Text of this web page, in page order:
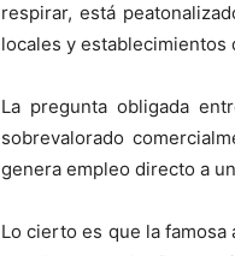
respirar, está
locales y establecimientos
La pregunta obligada
sobrevalorado
genera empleo directo a
Lo cierto es que la